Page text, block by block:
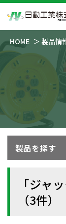
HOME 製品情
製品を探す
「ジャ
（3件）